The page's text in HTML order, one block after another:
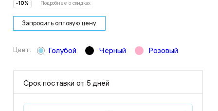
-10% Подробнее о скидках
Запросить оптовую цену
Цвет: Голубой Чёрный Розовый
Срок поставки от 5 дней